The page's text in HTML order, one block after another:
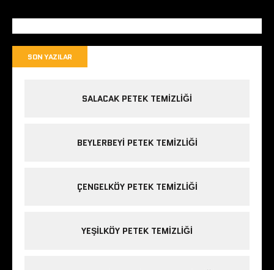
SON YAZILAR
SALACAK PETEK TEMIZLIĞI
BEYLERBEYI PETEK TEMIZLIĞI
ÇENGELKÖY PETEK TEMIZLIĞI
YEŞILKÖY PETEK TEMIZLIĞI